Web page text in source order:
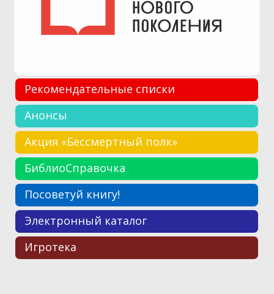
Рекомендательные списки
Анонсы
Акция «Бессмертный полк»
БиблиоСправочка
Посоветуй книгу!
Электронный каталог
Игротека